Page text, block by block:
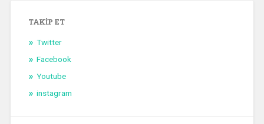
TAKIP ET
Twitter
Facebook
Youtube
instagram